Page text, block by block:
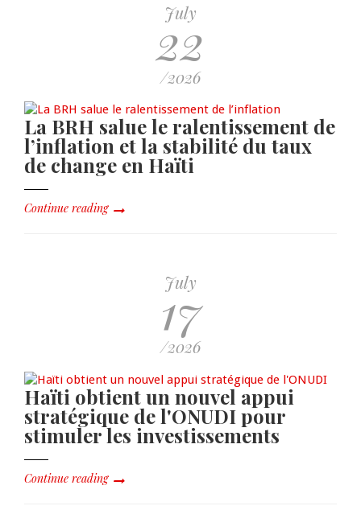
July
22
/2026
La BRH salue le ralentissement de
l’inflation et la stabilité du taux
de change en Haïti
Continue reading
July
17
/2026
Haïti obtient un nouvel appui
stratégique de l'ONUDI pour
stimuler les investissements
Continue reading